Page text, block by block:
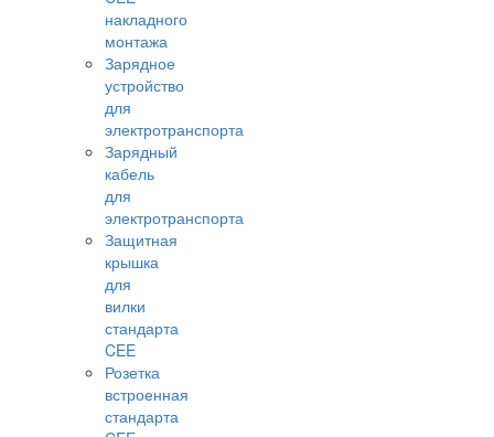
накладного
монтажа
Зарядное
устройство
для
электротранспорта
Зарядный
кабель
для
электротранспорта
Защитная
крышка
для
вилки
стандарта
CEE
Розетка
встроенная
стандарта